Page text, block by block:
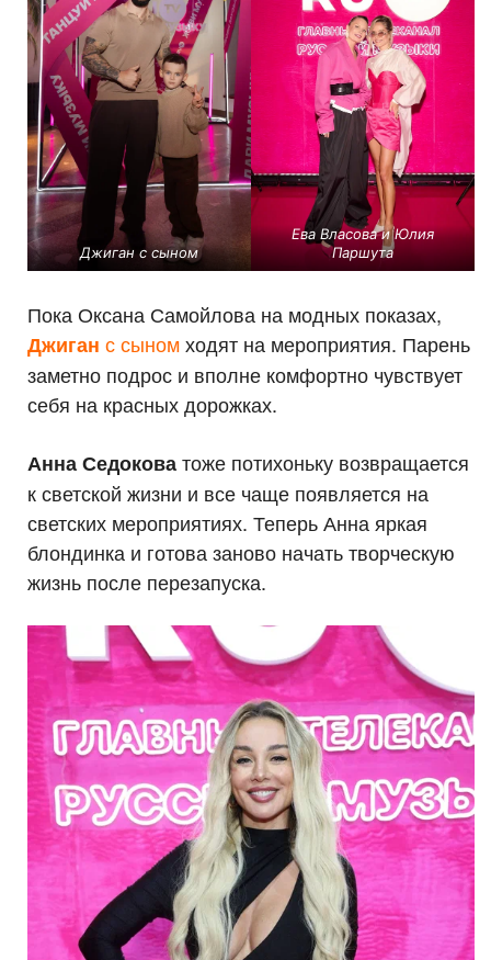
Джиган с сыном
Ева Власова и Юлия
Паршута
Пока Оксана Самойлова на модных показах,
Джиган с сыномходят на мероприятия. Парень
заметно подрос и вполне комфортно чувствует
себя на красных дорожках.
Анна Седоковатоже потихоньку возвращается
к светской жизни и все чаще появляется на
светских мероприятиях. Теперь Анна яркая
блондинка и готова заново начать творческую
жизнь после перезапуска.